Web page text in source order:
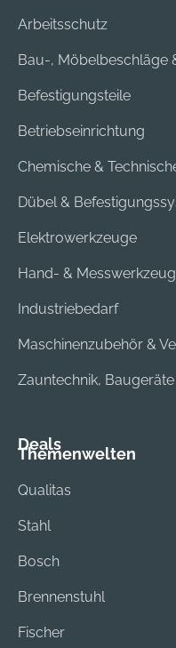
Arbeitsschutz
Bau-, Möbelbeschläge
Befestigungsteile
Betriebseinrichtung
Chemische &
Dübel &
Elektrowerkzeuge
Hand- &
Industriebedarf
Maschinenzubehör &
Zauntechnik,
Deals
Themenwelten
Qualitas
Stahl
Bosch
Brennenstuhl
Fischer